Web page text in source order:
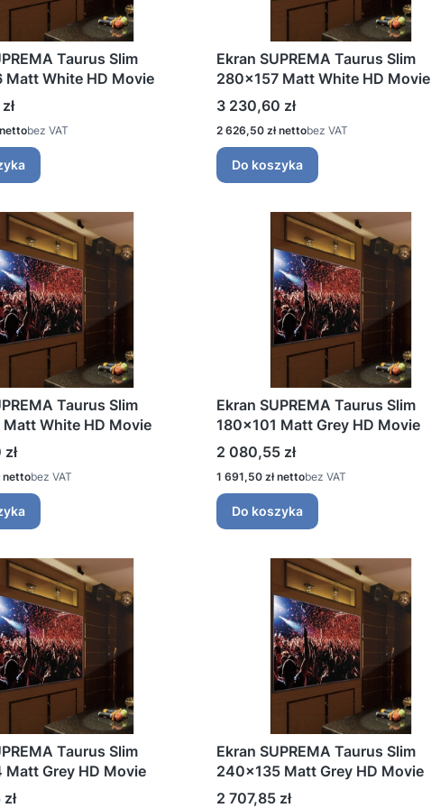
Taurus Slim
Matt White HD Movie
bez VAT
Ekran SUPREMA Taurus Slim
280x157 Matt White HD Movie
Cena
3 230,60 zł
Cena
2 626,50 zł bez VAT
Do koszyka
Taurus Slim
White HD Movie
bez VAT
Ekran SUPREMA Taurus Slim
180x101 Matt Grey HD Movie
Cena
2 080,55 zł
Cena
1 691,50 zł bez VAT
Do koszyka
Taurus Slim
Grey HD Movie
Ekran SUPREMA Taurus Slim
240x135 Matt Grey HD Movie
Cena
2 707,85 zł